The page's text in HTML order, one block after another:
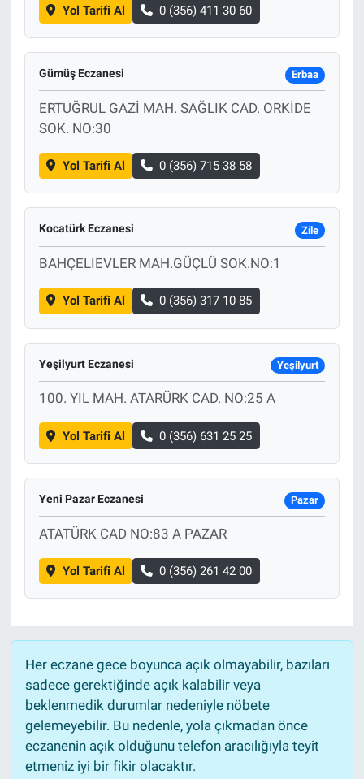
Yol Tarifi Al 0 (356) 411 30 60
Gümüş Eczanesi Erbaa
ERTUĞRUL GAZİ MAH. SAĞLIK CAD. ORKİDE
SOK. NO:30
Yol Tarifi Al 0 (356) 715 38 58
Kocatürk Eczanesi Zile
BAHÇELIEVLER MAH.GÜÇLÜ SOK.NO:1
Yol Tarifi Al 0 (356) 317 10 85
Yeşilyurt Eczanesi Yeşilyurt
100. YIL MAH. ATARÜRK CAD. NO:25 A
Yol Tarifi Al 0 (356) 631 25 25
Yeni Pazar Eczanesi Pazar
ATATÜRK CAD NO:83 A PAZAR
Yol Tarifi Al 0 (356) 261 42 00
Her eczane gece boyunca açık olmayabilir, bazıları
sadece gerektiğinde açık kalabilir veya
beklenmedik durumlar nedeniyle nöbete
gelemeyebilir. Bu nedenle, yola çıkmadan önce
eczanenin açık olduğunu telefon aracılığıyla teyit
etmeniz iyi bir fikir olacaktır.